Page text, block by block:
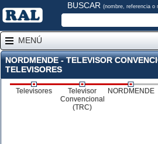
BUSCAR (nombre, referencia o
MENÚ
NORDMENDE - TELEVISOR
TELEVISORES
Televisores
Televisor
Convencional
(TRC)
NORDMENDE